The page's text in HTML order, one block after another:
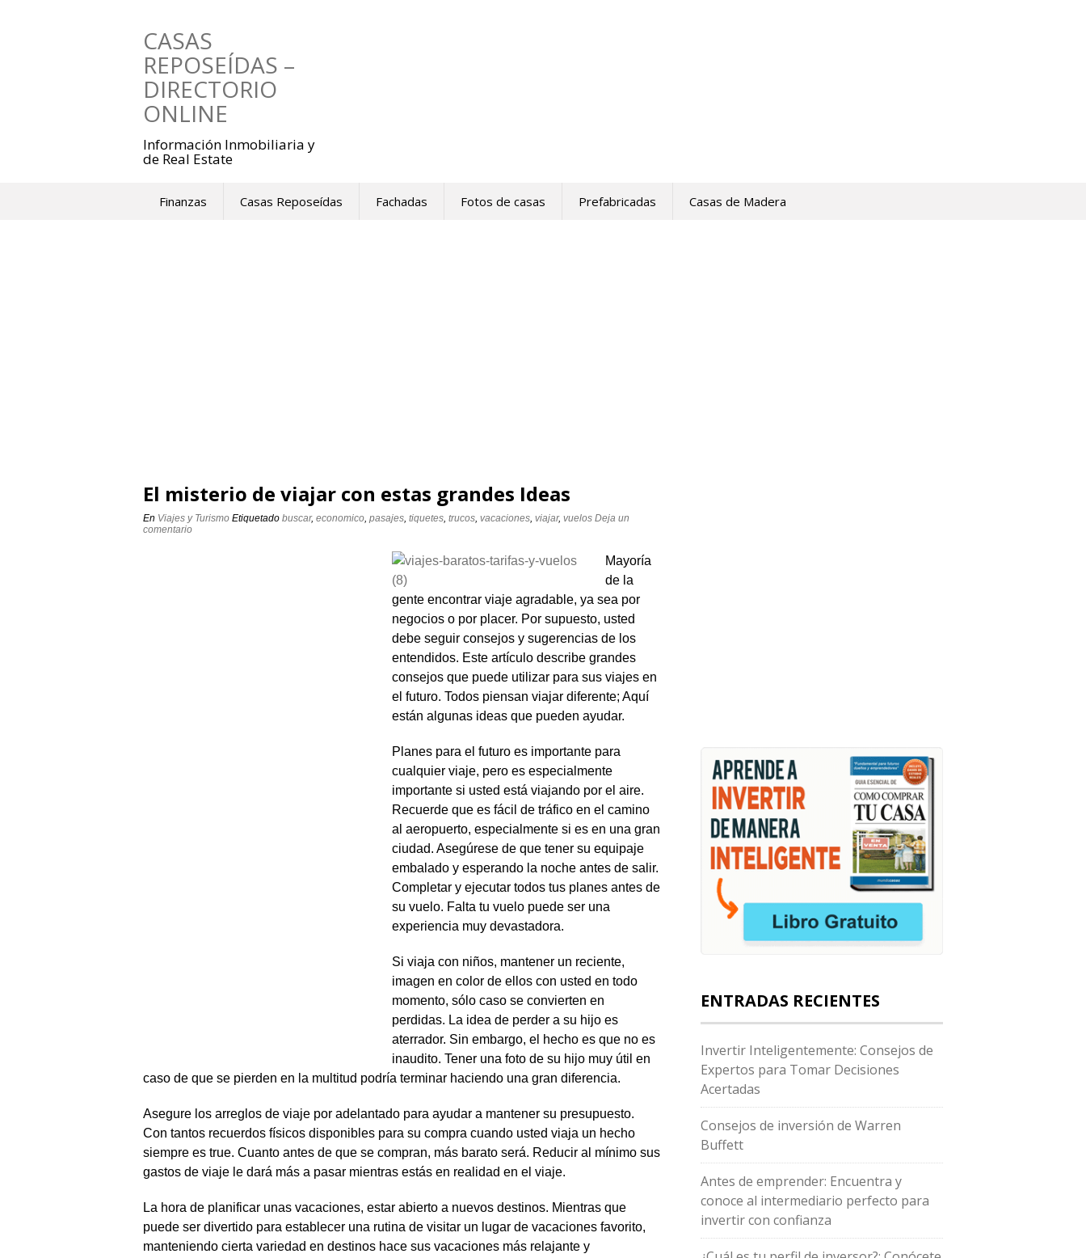
CASAS
REPOSEÍDAS –
DIRECTORIO
ONLINE
Información Inmobiliaria y
de Real Estate
Finanzas Casas Reposeídas Fachadas Fotos de casas Prefabricadas Casas de Madera
El misterio de viajar con estas grandes Ideas
En Viajes y Turismo Etiquetado buscar, economico, pasajes, tiquetes, trucos, vacaciones, viajar, vuelos Deja un
comentario
Mayoría
de la
gente encontrar viaje agradable, ya sea por
negocios o por placer. Por supuesto, usted
debe seguir consejos y sugerencias de los
entendidos. Este artículo describe grandes
consejos que puede utilizar para sus viajes en
el futuro. Todos piensan viajar diferente; Aquí
están algunas ideas que pueden ayudar.
Planes para el futuro es importante para
cualquier viaje, pero es especialmente
importante si usted está viajando por el aire.
Recuerde que es fácil de tráfico en el camino
al aeropuerto, especialmente si es en una gran
ciudad. Asegúrese de que tener su equipaje
embalado y esperando la noche antes de salir.
Completar y ejecutar todos tus planes antes de
su vuelo. Falta tu vuelo puede ser una
experiencia muy devastadora.
Si viaja con niños, mantener un reciente,
imagen en color de ellos con usted en todo
momento, sólo caso se convierten en
perdidas. La idea de perder a su hijo es
aterrador. Sin embargo, el hecho es que no es
inaudito. Tener una foto de su hijo muy útil en
caso de que se pierden en la multitud podría terminar haciendo una gran diferencia.
Asegure los arreglos de viaje por adelantado para ayudar a mantener su presupuesto.
Con tantos recuerdos físicos disponibles para su compra cuando usted viaja un hecho
siempre es true. Cuanto antes de que se compran, más barato será. Reducir al mínimo sus
gastos de viaje le dará más a pasar mientras estás en realidad en el viaje.
La hora de planificar unas vacaciones, estar abierto a nuevos destinos. Mientras que
puede ser divertido para establecer una rutina de visitar un lugar de vacaciones favorito,
manteniendo cierta variedad en destinos hace sus vacaciones más relajante y
ENTRADAS RECIENTES
Invertir Inteligentemente: Consejos de
Expertos para Tomar Decisiones
Acertadas
Consejos de inversión de Warren
Buffett
Antes de emprender: Encuentra y
conoce al intermediario perfecto para
invertir con confianza